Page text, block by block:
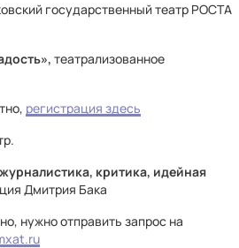
государственный театр РОСТА
театрализованное
регистрация здесь
критика, идейная
Дмитрия Бака
нужно отправить запрос на